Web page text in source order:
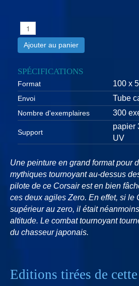
Ajouter au panier
SPÉCIFICATIONS
Format 100 x
Envoi Tube
Nombre d'exemplaires 300
Support
papier
UV
Une peinture en grand format pour
mythiques tournoyant au-dessus
pilote de ce Corsair est en bien
ces deux agiles Zero. En effet, si le
supérieur au zero, il était
altitude. Le combat tournoyant
du chasseur japonais.
Editions tirées de